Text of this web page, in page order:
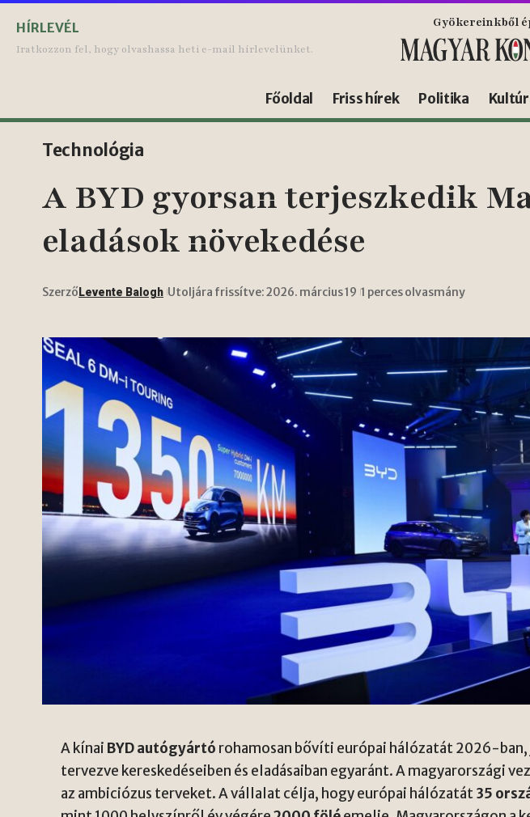
HÍRLEVÉL
Iratkozzon fel, hogy olvashassa heti e-mail hírlevelünket.
Gyökereinkből
Főoldal Friss hírek Politika
Technológia
A BYD gyorsan terjeszkedik
eladások növekedése
Szerző Levente Balogh Utoljára frissítve: 2026. március 19 1 perces olvasmány
A kínai BYD autógyártó rohamosan bővíti európai hálózatát 2026-
tervezve kereskedéseiben és eladásaiban egyaránt. A magyarországi
az ambiciózus terveket. A vállalat célja, hogy európai hálózatát35